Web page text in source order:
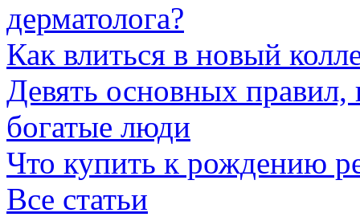
дерматолога?
Как влиться в новый
Девять основных
богатые люди
Что купить к рождению
Все статьи